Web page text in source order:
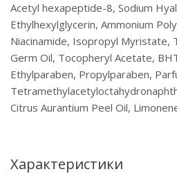
Acetyl hexapeptide-8, Sodium
Ethylhexylglycerin, Ammonium
Niacinamide, Isopropyl Myristate,
Germ Oil, Tocopheryl Acetate,
Ethylparaben, Propylparaben,
Citrus Aurantium Peel Oil,
Характеристики